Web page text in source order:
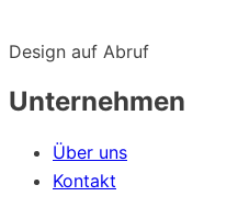
Design auf Abruf
Unternehmen
Über uns
Kontakt